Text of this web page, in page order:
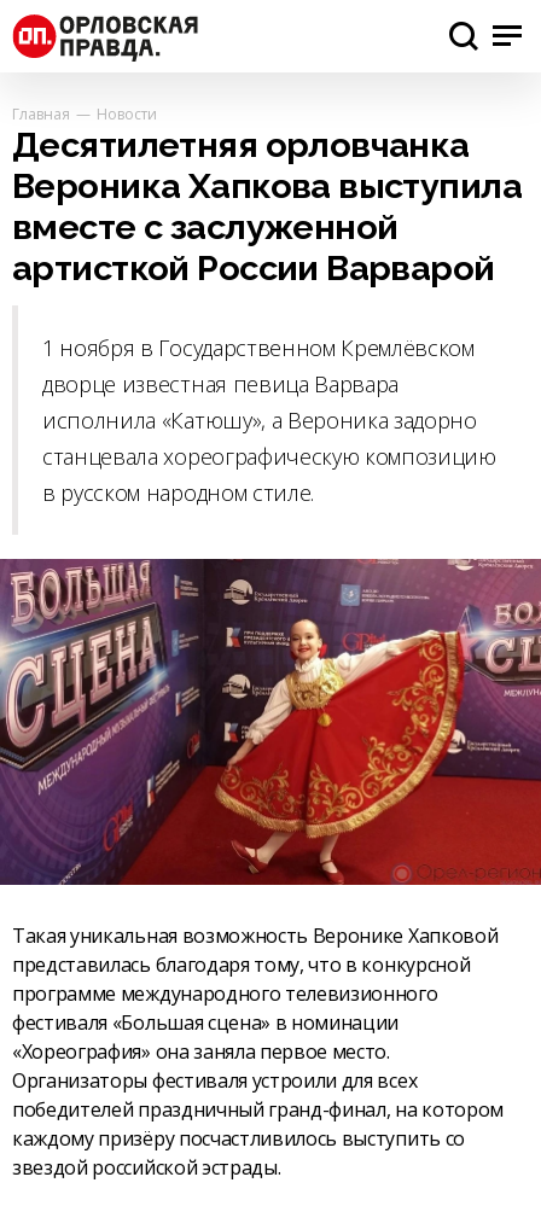
Главная Новости
Десятилетняя орловчанка
Вероника Хапкова выступила
вместе с заслуженной
артисткой России Варварой
1 ноября в Государственном Кремлёвском
дворце известная певица Варвара
исполнила «Катюшу», а Вероника задорно
станцевала хореографическую композицию
в русском народном стиле.
Такая уникальная возможность Веронике Хапковой
представилась благодаря тому, что в конкурсной
программе международного телевизионного
фестиваля «Большая сцена» в номинации
«Хореография» она заняла первое место.
Организаторы фестиваля устроили для всех
победителей праздничный гранд-финал, на котором
каждому призёру посчастливилось выступить со
звездой российской эстрады.